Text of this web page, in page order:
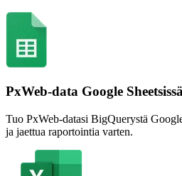
PxWeb-data Google
Tuo PxWeb-datasi BigQuerystä
ja jaettua raportointia varten.